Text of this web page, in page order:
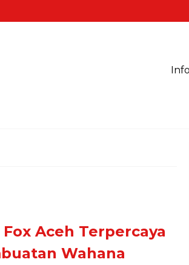
Aceh Terpercaya
Wahana